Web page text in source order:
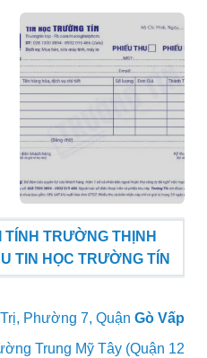
TRƯỜNG THỊNH
TIN HỌC TRƯỜNG TÍN
Phường 7, Quận Gò Vấp
Trung Mỹ Tây (Quận 12